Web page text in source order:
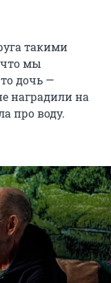
такими
что мы
дочь —
наградили на
про воду.